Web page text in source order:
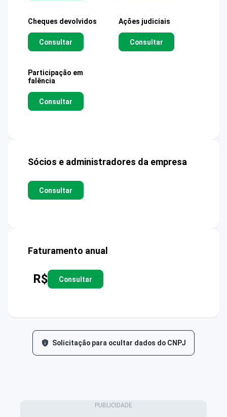
Cheques devolvidos
Consultar
Ações judiciais
Consultar
Participação em
falência
Consultar
Sócios e administradores da empresa
Consultar
Faturamento anual
R$ Consultar
Solicitação para ocultar dados do CNPJ